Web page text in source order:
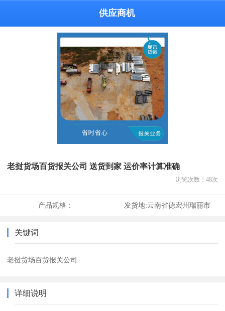
供应商机
老挝货场百货报关公司 送货到家 运价率计算准确
浏览次数： 48次
产品规格： 发货地:云南省德宏州瑞丽市
关键词
老挝货场百货报关公司
详细说明